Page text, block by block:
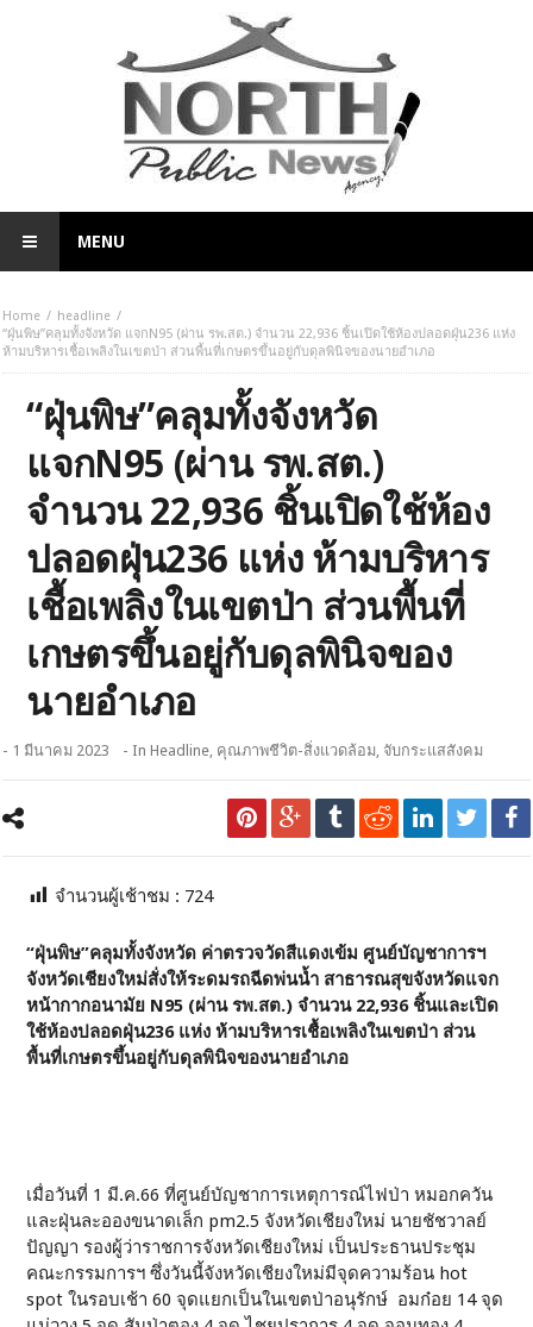
MENU
Home
headline
“ฝุ่นพิษ”คลุมทั้งจังหวัด แจกN95 (ผ่าน รพ.สต.) จำนวน 22,936 ชิ้นเปิดใช้ห้องปลอดฝุ่น236 แห่ง
ห้ามบริหารเชื้อเพลิงในเขตป่า ส่วนพื้นที่เกษตรขึ้นอยู่กับดุลพินิจของนายอำเภอ
“ฝุ่นพิษ”คลุมทั้งจังหวัด
แจกN95 (ผ่าน รพ.สต.)
จำนวน 22,936 ชิ้นเปิดใช้ห้อง
ปลอดฝุ่น236 แห่ง ห้ามบริหาร
เชื้อเพลิงในเขตป่า ส่วนพื้นที่
เกษตรขึ้นอยู่กับดุลพินิจของ
นายอำเภอ
- 1 มีนาคม 2023 - InHeadline, คุณภาพชีวิต-สิ่งแวดล้อม, จับกระแสสังคม
จำนวนผู้เช้าชม : 724
“ฝุ่นพิษ”คลุมทั้งจังหวัด ค่าตรวจวัดสีแดงเข้ม ศูนย์บัญชาการฯ
จังหวัดเชียงใหม่สั่งให้ระดมรถฉีดพ่นน้ำ สาธารณสุขจังหวัดแจก
หน้ากากอนามัย N95 (ผ่าน รพ.สต.) จำนวน 22,936 ชิ้นและเปิด
ใช้ห้องปลอดฝุ่น236 แห่ง ห้ามบริหารเชื้อเพลิงในเขตป่า ส่วน
พื้นที่เกษตรขึ้นอยู่กับดุลพินิจของนายอำเภอ
เมื่อวันที่ 1 มี.ค.66 ที่ศูนย์บัญชาการเหตุการณ์ไฟป่า หมอกควัน
และฝุ่นละอองขนาดเล็ก pm2.5 จังหวัดเชียงใหม่ นายชัชวาลย์
ปัญญา รองผู้ว่าราชการจังหวัดเชียงใหม่ เป็นประธานประชุม
คณะกรรมการฯ ซึ่งวันนี้จังหวัดเชียงใหม่มีจุดความร้อน hot
spot ในรอบเช้า 60 จุดแยกเป็นในเขตป่าอนุรักษ์ อมก๋อย 14 จุด